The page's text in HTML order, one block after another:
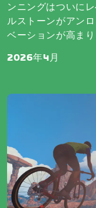
ンニングはついに
ルストーンがアン
ベーションが高まり
2026年4月